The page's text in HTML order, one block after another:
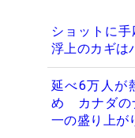
ショットに
浮上のカギは
延べ6万人が
め カナダの
一の盛り上が